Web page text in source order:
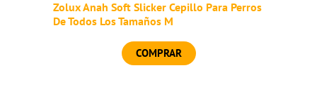
Zolux Anah Soft Slicker Cepillo Para Perros
De Todos Los Tamaños M
COMPRAR